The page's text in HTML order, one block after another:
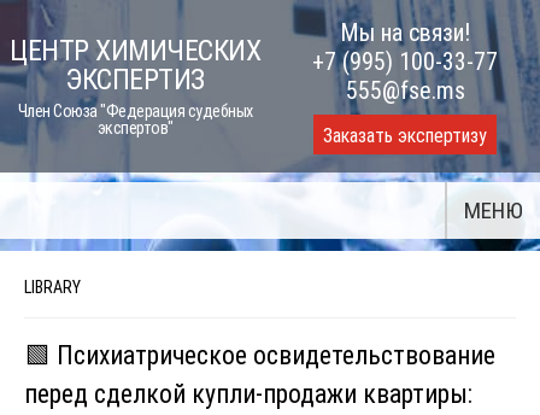
Skip
to
content
ЦЕНТР ХИМИЧЕСКИХ
ЭКСПЕРТИЗ
Член Союза "Федерация судебных
экспертов"
Мы на связи!
+7 (995) 100-33-77
555@fse.ms
Заказать экспертизу
МЕНЮ
LIBRARY
🟩 Психиатрическое освидетельствование
перед сделкой купли-продажи квартиры: